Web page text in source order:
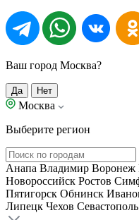
Ваш город Москва?
Да Нет
Москва
Выберите регион
Анапа Владимир Воронеж
Новороссийск Ростов
Пятигорск Обнинск
Липецк Чехов Севастополь